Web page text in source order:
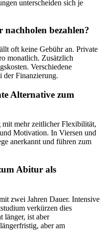
unterscheiden sich je
bezahlen?
oft keine Gebühr an. Private
monatlich. Zusätzlich
Verschiedene
der Finanzierung.
Alternative zum
mehr zeitlicher Flexibilität,
Motivation. In Viersen und
anerkannt und führen zum
Abitur als
zwei Jahren Dauer. Intensive
verkürzen dies
länger, ist aber
aber am